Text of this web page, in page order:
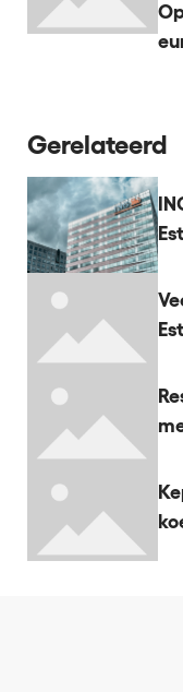
Gerelateerd